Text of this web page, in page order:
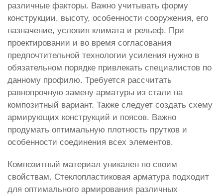
различные факторы. Важно учитывать форму
конструкции, высоту, особенности сооружения, его
назначение, условия климата и рельеф. При
проектировании и во время согласования
предпочтительной технологии усиления нужно в
обязательном порядке привлекать специалистов по
данному профилю. Требуется рассчитать
равнопрочную замену арматуры из стали на
композитный вариант. Также следует создать схему
армирующих конструкций и поясов. Важно
продумать оптимальную плотность прутков и
особенности соединения всех элементов.
Композитный материал уникален по своим
свойствам. Стеклопластиковая арматура подходит
для оптимального армирования различных